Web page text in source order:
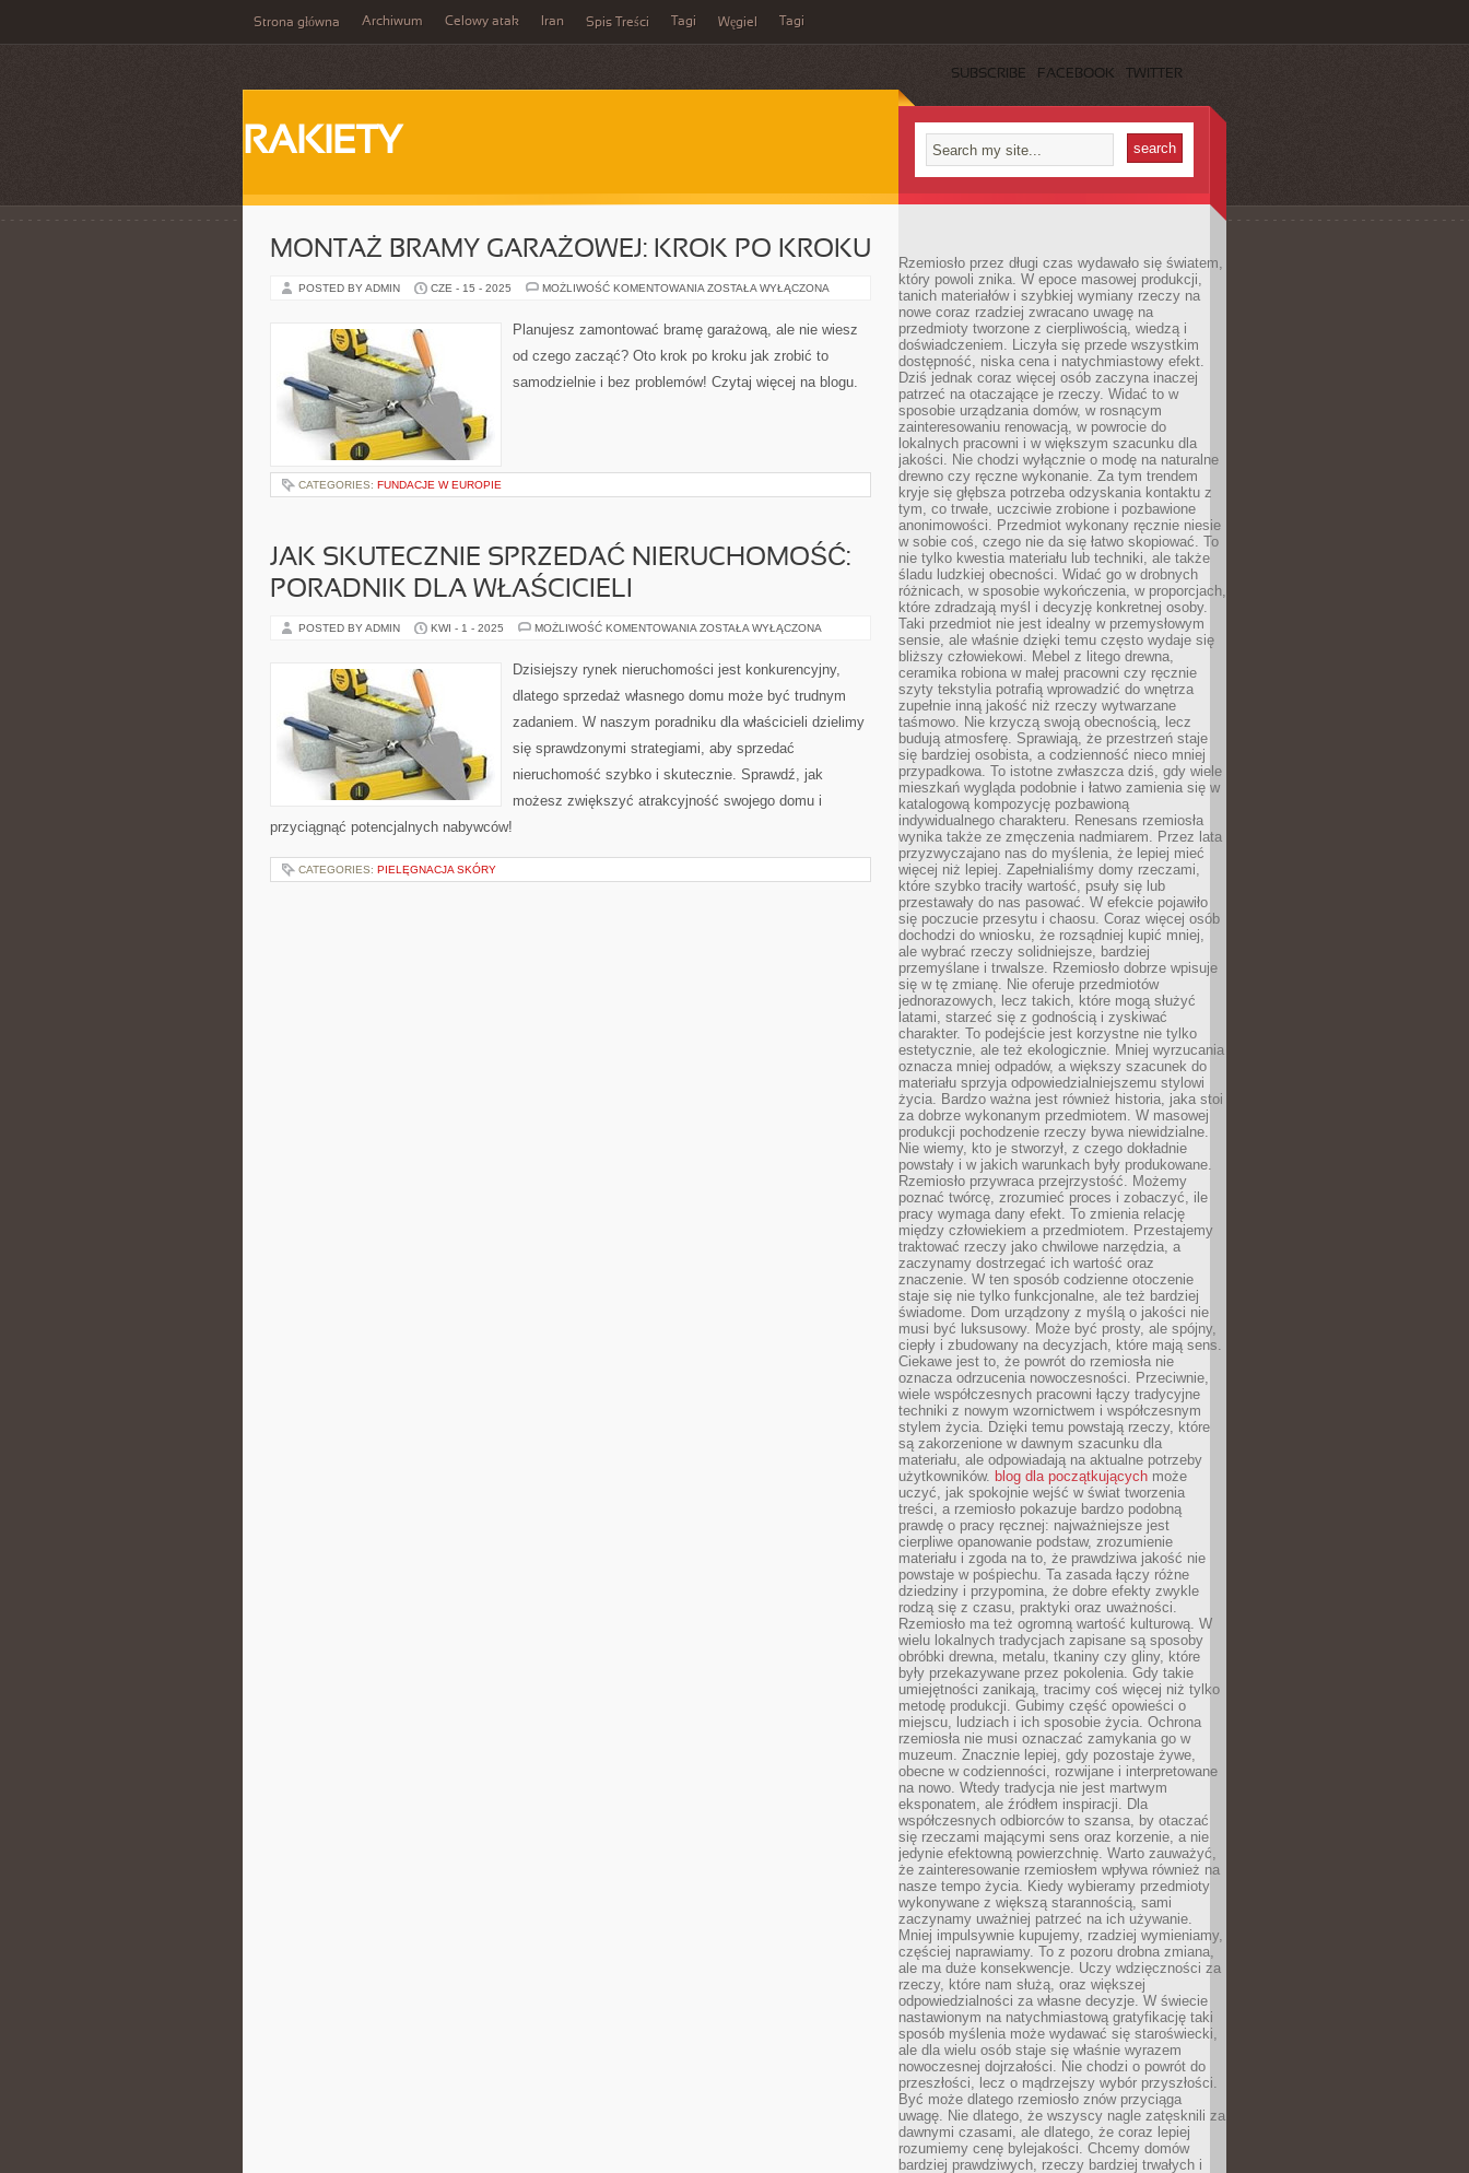
Strona główna Archiwum Celowy atak Iran Spis Treści Tagi Węgiel Tagi
SUBSCRIBE FACEBOOK TWITTER
RAKIETY
MONTAŻ BRAMY GARAŻOWEJ: KROK PO KROKU
POSTED BY ADMIN CZE - 15 - 2025 MOŻLIWOŚĆ KOMENTOWANIA MONTAŻ
KROK
PO
ZOSTAŁA WYŁĄCZONA
Planujesz zamontować bramę garażową, ale nie wiesz
od czego zacząć? Oto krok po kroku jak zrobić to
samodzielnie i bez problemów! Czytaj więcej na blogu.
CATEGORIES: FUNDACJE W EUROPIE
JAK SKUTECZNIE SPRZEDAĆ NIERUCHOMOŚĆ:
PORADNIK DLA WŁAŚCICIELI
POSTED BY ADMIN KWI - 1 - 2025 MOŻLIWOŚĆ KOMENTOWANIA JAK
NIERUCHOMOŚĆ:
PORADNIK
WŁAŚCICIELI
ZOSTAŁA WYŁĄCZONA
Dzisiejszy rynek nieruchomości jest konkurencyjny,
dlatego sprzedaż własnego domu może być trudnym
zadaniem. W naszym poradniku dla właścicieli dzielimy
się sprawdzonymi strategiami, aby sprzedać
nieruchomość szybko i skutecznie. Sprawdź, jak
możesz zwiększyć atrakcyjność swojego domu i
przyciągnąć potencjalnych nabywców!
CATEGORIES: PIELĘGNACJA SKÓRY
Rzemiosło przez długi czas wydawało się światem,
który powoli znika. W epoce masowej produkcji,
tanich materiałów i szybkiej wymiany rzeczy na
nowe coraz rzadziej zwracano uwagę na
przedmioty tworzone z cierpliwością, wiedzą i
doświadczeniem. Liczyła się przede wszystkim
dostępność, niska cena i natychmiastowy efekt.
Dziś jednak coraz więcej osób zaczyna inaczej
patrzeć na otaczające je rzeczy. Widać to w
sposobie urządzania domów, w rosnącym
zainteresowaniu renowacją, w powrocie do
lokalnych pracowni i w większym szacunku dla
jakości. Nie chodzi wyłącznie o modę na naturalne
drewno czy ręczne wykonanie. Za tym trendem
kryje się głębsza potrzeba odzyskania kontaktu z
tym, co trwałe, uczciwie zrobione i pozbawione
anonimowości. Przedmiot wykonany ręcznie niesie
w sobie coś, czego nie da się łatwo skopiować. To
nie tylko kwestia materiału lub techniki, ale także
śladu ludzkiej obecności. Widać go w drobnych
różnicach, w sposobie wykończenia, w proporcjach,
które zdradzają myśl i decyzję konkretnej osoby.
Taki przedmiot nie jest idealny w przemysłowym
sensie, ale właśnie dzięki temu często wydaje się
bliższy człowiekowi. Mebel z litego drewna,
ceramika robiona w małej pracowni czy ręcznie
szyty tekstylia potrafią wprowadzić do wnętrza
zupełnie inną jakość niż rzeczy wytwarzane
taśmowo. Nie krzyczą swoją obecnością, lecz
budują atmosferę. Sprawiają, że przestrzeń staje
się bardziej osobista, a codzienność nieco mniej
przypadkowa. To istotne zwłaszcza dziś, gdy wiele
mieszkań wygląda podobnie i łatwo zamienia się w
katalogową kompozycję pozbawioną
indywidualnego charakteru. Renesans rzemiosła
wynika także ze zmęczenia nadmiarem. Przez lata
przyzwyczajano nas do myślenia, że lepiej mieć
więcej niż lepiej. Zapełnialiśmy domy rzeczami,
które szybko traciły wartość, psuły się lub
przestawały do nas pasować. W efekcie pojawiło
się poczucie przesytu i chaosu. Coraz więcej osób
dochodzi do wniosku, że rozsądniej kupić mniej,
ale wybrać rzeczy solidniejsze, bardziej
przemyślane i trwalsze. Rzemiosło dobrze wpisuje
się w tę zmianę. Nie oferuje przedmiotów
jednorazowych, lecz takich, które mogą służyć
latami, starzeć się z godnością i zyskiwać
charakter. To podejście jest korzystne nie tylko
estetycznie, ale też ekologicznie. Mniej wyrzucania
oznacza mniej odpadów, a większy szacunek do
materiału sprzyja odpowiedzialniejszemu stylowi
życia. Bardzo ważna jest również historia, jaka stoi
za dobrze wykonanym przedmiotem. W masowej
produkcji pochodzenie rzeczy bywa niewidzialne.
Nie wiemy, kto je stworzył, z czego dokładnie
powstały i w jakich warunkach były produkowane.
Rzemiosło przywraca przejrzystość. Możemy
poznać twórcę, zrozumieć proces i zobaczyć, ile
pracy wymaga dany efekt. To zmienia relację
między człowiekiem a przedmiotem. Przestajemy
traktować rzeczy jako chwilowe narzędzia, a
zaczynamy dostrzegać ich wartość oraz
znaczenie. W ten sposób codzienne otoczenie
staje się nie tylko funkcjonalne, ale też bardziej
świadome. Dom urządzony z myślą o jakości nie
musi być luksusowy. Może być prosty, ale spójny,
ciepły i zbudowany na decyzjach, które mają sens.
Ciekawe jest to, że powrót do rzemiosła nie
oznacza odrzucenia nowoczesności. Przeciwnie,
wiele współczesnych pracowni łączy tradycyjne
techniki z nowym wzornictwem i współczesnym
stylem życia. Dzięki temu powstają rzeczy, które
są zakorzenione w dawnym szacunku dla
materiału, ale odpowiadają na aktualne potrzeby
użytkowników. blog dla początkujących może
uczyć, jak spokojnie wejść w świat tworzenia
treści, a rzemiosło pokazuje bardzo podobną
prawdę o pracy ręcznej: najważniejsze jest
cierpliwe opanowanie podstaw, zrozumienie
materiału i zgoda na to, że prawdziwa jakość nie
powstaje w pośpiechu. Ta zasada łączy różne
dziedziny i przypomina, że dobre efekty zwykle
rodzą się z czasu, praktyki oraz uważności.
Rzemiosło ma też ogromną wartość kulturową. W
wielu lokalnych tradycjach zapisane są sposoby
obróbki drewna, metalu, tkaniny czy gliny, które
były przekazywane przez pokolenia. Gdy takie
umiejętności zanikają, tracimy coś więcej niż tylko
metodę produkcji. Gubimy część opowieści o
miejscu, ludziach i ich sposobie życia. Ochrona
rzemiosła nie musi oznaczać zamykania go w
muzeum. Znacznie lepiej, gdy pozostaje żywe,
obecne w codzienności, rozwijane i interpretowane
na nowo. Wtedy tradycja nie jest martwym
eksponatem, ale źródłem inspiracji. Dla
współczesnych odbiorców to szansa, by otaczać
się rzeczami mającymi sens oraz korzenie, a nie
jedynie efektowną powierzchnię. Warto zauważyć,
że zainteresowanie rzemiosłem wpływa również na
nasze tempo życia. Kiedy wybieramy przedmioty
wykonywane z większą starannością, sami
zaczynamy uważniej patrzeć na ich używanie.
Mniej impulsywnie kupujemy, rzadziej wymieniamy,
częściej naprawiamy. To z pozoru drobna zmiana,
ale ma duże konsekwencje. Uczy wdzięczności za
rzeczy, które nam służą, oraz większej
odpowiedzialności za własne decyzje. W świecie
nastawionym na natychmiastową gratyfikację taki
sposób myślenia może wydawać się staroświecki,
ale dla wielu osób staje się właśnie wyrazem
nowoczesnej dojrzałości. Nie chodzi o powrót do
przeszłości, lecz o mądrzejszy wybór przyszłości.
Być może dlatego rzemiosło znów przyciąga
uwagę. Nie dlatego, że wszyscy nagle zatęsknili za
dawnymi czasami, ale dlatego, że coraz lepiej
rozumiemy cenę bylejakości. Chcemy domów
bardziej prawdziwych, rzeczy bardziej trwałych i